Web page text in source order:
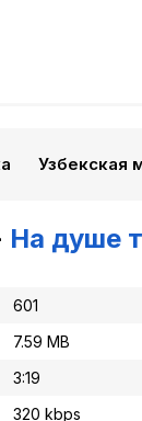
Узбекская
На душе
601
7.59 MB
3:19
320 kbps